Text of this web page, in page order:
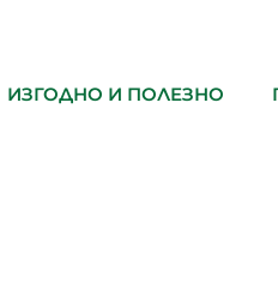
ИЗГОДНО И ПОЛЕЗНО